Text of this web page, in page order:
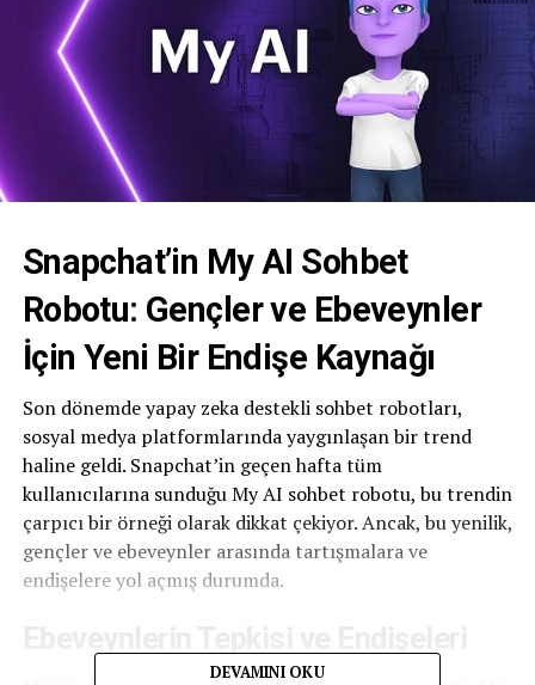
Snapchat’in My AI Sohbet
Robotu: Gençler ve Ebeveynler
İçin Yeni Bir Endişe Kaynağı
Son dönemde yapay zeka destekli sohbet robotları,
sosyal medya platformlarında yaygınlaşan bir trend
haline geldi. Snapchat’in geçen hafta tüm
kullanıcılarına sunduğu My AI sohbet robotu, bu trendin
çarpıcı bir örneği olarak dikkat çekiyor. Ancak, bu yenilik,
gençler ve ebeveynler arasında tartışmalara ve
endişelere yol açmış durumda.
DEVAMINI OKU